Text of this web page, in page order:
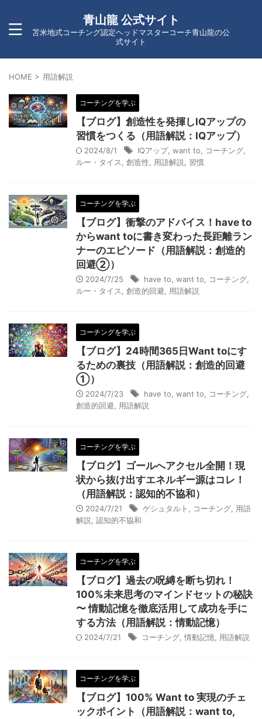
青山龍 公式サイト
苫米地式コーチング認定ヘッドマスターコーチ青山龍の公
式サイト
HOME > 用語解説
コーチングを学ぶ
【ブログ】創造性を発揮しIQアップの
習慣をつくる（用語解説：IQアップ）
2024/8/1 IQアップ, want to コーチング
ルー・タイス
創造性 用語解説 習慣
コーチングを学ぶ
【ブログ】衝撃のアドバイス！have to
からwant toに書き変わった長距離ラン
ナーのエピソード（用語解説：創造的
回避②）
2024/7/25 have to want to コーチング
ルー・タイス
創造的回避 用語解説
コーチングを学ぶ
【ブログ】24時間365日Want toにす
るための裏技（用語解説：創造的回避
①）
2024/7/23 have to want to コーチング
創造的回避
用語解説
コーチングを学ぶ
【ブログ】ゴールへアクセル全開！現
状から抜け出すエネルギー源はコレ！
（用語解説：認知的不協和）
2024/7/21 ゲシュタルト コーチング 用語
解説
認知的不協和
コーチングを学ぶ
【ブログ】過去の呪縛を断ち切れ！
100%未来思考のマインドセットの秘訣
〜 情動記憶を徹底活用して成功を手に
する方法（用語解説：情動記憶）
2024/7/21 コーチング 情動記憶 用語解説
コーチングを学ぶ
【ブログ】100% Want to 実現のチェ
ックポイント（用語解説：want to,